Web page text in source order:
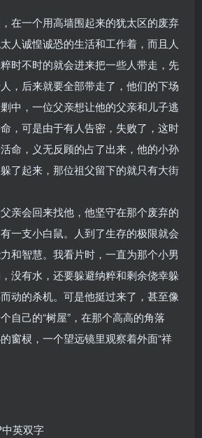
在一个用高墙围起来的犹太区的废弃
人诚惶诚恐的生活和工作着，而且人
时不时的就会进来把一些人带走，先
，后来就要全部带走了，他们的下场
中，一位父亲想让他的父亲和儿子逃
，可是由于有人告密，失败了，这时
命，义无反顾的占了出来，他的小孙
了起来，那位祖父留下的就只有大街
亲会回来找他，他坚守在那个废弃的
一支小白鼠。人到了生存的极限就会
和智慧。我看片时，一直为那个小男
没有水，还要躲避纳粹和剩余侥幸躲
动的杀机。可是他挺过来了，甚至像
自己的“树屋”，在那个高高的角落
窗棂，一个望远镜里观察着外面“祥